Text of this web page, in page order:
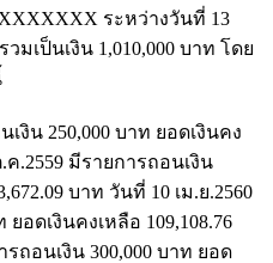
ระหว่างวันที่ 13
มเป็นเงิน 1,010,000 บาท โดย
งิน 250,000 บาท ยอดเงินคง
ค.2559 มีรายการถอนเงิน
บาท วันที่ 10 เม.ย.2560
อดเงินคงเหลือ 109,108.76
ถอนเงิน 300,000 บาท ยอด